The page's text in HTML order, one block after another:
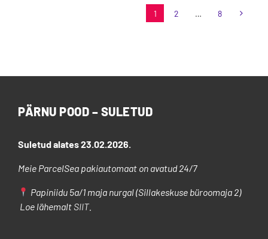
1 2 … 8
PÄRNU POOD – SULETUD
Suletud alates 23.02.2026.
Meie ParcelSea pakiautomaat on avatud 24/7
Papiniidu 5a/1 maja nurgal (Sillakeskuse büroomaja 2)
Loe lähemaltSIIT.